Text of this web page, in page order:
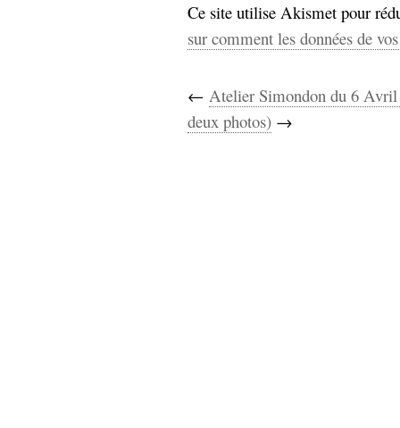
Ce site utilise Akismet pour
sur comment les données de
← Atelier Simondon du 6 Avril
deux photos) →